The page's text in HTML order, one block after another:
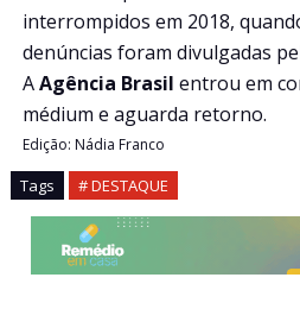
interrompidos em 2018,
denúncias foram divulgadas
AAgência Brasil entrou em
médium e aguarda retorno.
Edição: Nádia Franco
Tags # DESTAQUE